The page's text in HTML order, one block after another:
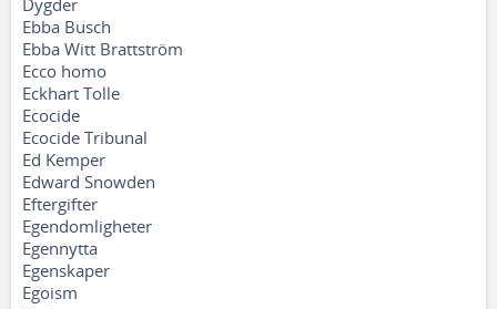
Dygder
Ebba Busch
Ebba Witt Brattström
Ecco homo
Eckhart Tolle
Ecocide
Ecocide Tribunal
Ed Kemper
Edward Snowden
Eftergifter
Egendomligheter
Egennytta
Egenskaper
Egoism